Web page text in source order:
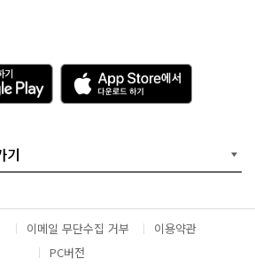
A
p
p
e
서
다
운
기
이메일 무단수집 거부
이용약관
PC버전